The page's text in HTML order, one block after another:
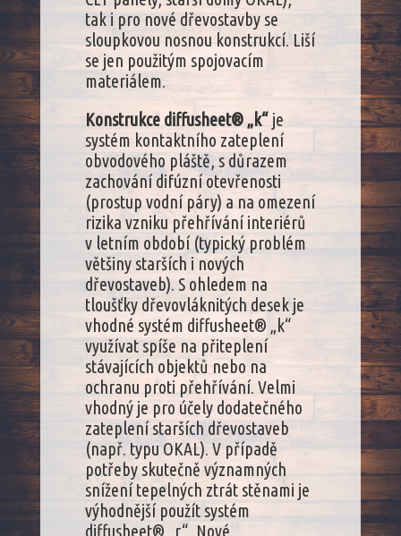
tak i pro nové dřevostavby se
sloupkovou nosnou konstrukcí. Liší
se jen použitým spojovacím
materiálem.
Konstrukce diffusheet® „k“je
systém kontaktního zateplení
obvodového pláště, s důrazem
zachování difúzní otevřenosti
(prostup vodní páry) a na omezení
rizika vzniku přehřívání interiérů
v letním období (typický problém
většiny starších i nových
dřevostaveb). S ohledem na
tloušťky dřevovláknitých desek je
vhodné systém diffusheet® „k“
využívat spíše na přiteplení
stávajících objektů nebo na
ochranu proti přehřívání. Velmi
vhodný je pro účely dodatečného
zateplení starších dřevostaveb
(např. typu OKAL). V případě
potřeby skutečně významných
snížení tepelných ztrát stěnami je
výhodnější použít systém
diffusheet® „r“. Nové